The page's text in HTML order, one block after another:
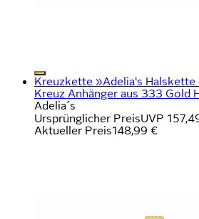
Kreuzkette »Adelia's
Kreuz Anhänger aus 333 Gold
Adelia´s
Ursprünglicher PreisUVP
Aktueller Preis148,99 €